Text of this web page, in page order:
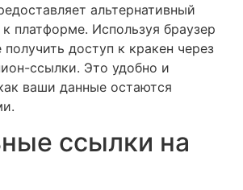
альтернативный
платформе. Используя браузер
доступ к кракен через
ссылки. Это удобно и
ваши данные остаются
ссылки на